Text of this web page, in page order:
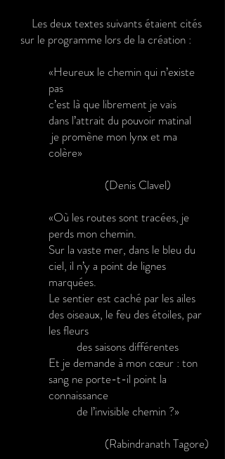
Les deux textes suivants étaient cités
sur le programme lors de la création :
«Heureux le chemin qui n’existe
pas
c’est là que librement je vais
dans l’attrait du pouvoir matinal
je promène mon lynx et ma
colère»
(Denis Clavel)
«Où les routes sont tracées, je
perds mon chemin.
Sur la vaste mer, dans le bleu du
ciel, il n’y a point de lignes
marquées.
Le sentier est caché par les ailes
des oiseaux, le feu des étoiles, par
les fleurs
des saisons différentes
Et je demande à mon cœur : ton
sang ne porte-t-il point la
connaissance
de l’invisible chemin ?»
(Rabindranath Tagore)